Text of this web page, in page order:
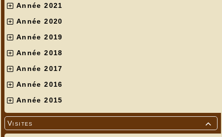
Année 2021
Année 2020
Année 2019
Année 2018
Année 2017
Année 2016
Année 2015

Visites